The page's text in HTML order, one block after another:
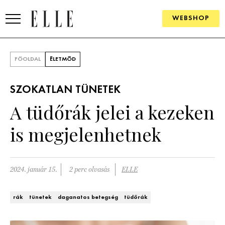
WEBSHOP
SZÉPSÉG
PSZICHÉ
ÉLETMÓD
FŐOLDAL ÉLETMÓD
SZOKATLAN TÜNETEK
A tüdőrák jelei a kezeken
is megjelenhetnek
2024. január 15. 2 perc olvasás ELLE
rák tünetek daganatos betegség tüdőrák